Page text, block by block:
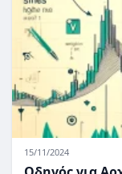
15/11/2024